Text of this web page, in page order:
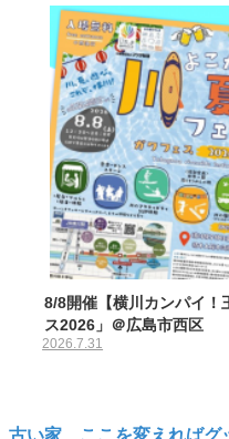
8/8開催【横川カンパイ！
ス2026」＠広島市西区
2026.7.31